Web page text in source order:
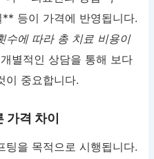
등이 가격에 반영됩니다.
수에 따라 총 치료 비용이
별적인 상담을 통해 보다
이 중요합니다.
가격 차이
팅을 목적으로 시행됩니다.